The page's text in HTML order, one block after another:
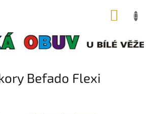
Befado Flexi